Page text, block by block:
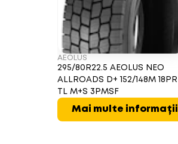
AEOLUS
295/80R22.5 AEOLUS NEO
ALLROADS D+ 152/148M 18PR
TL M+S 3PMSF
Mai multe informații